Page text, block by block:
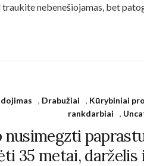
traukite nebenešiojamas, bet
, Drabužiai , Kūrybiniai
rankdarbiai
,
nusimegzti
35 metai, darželis